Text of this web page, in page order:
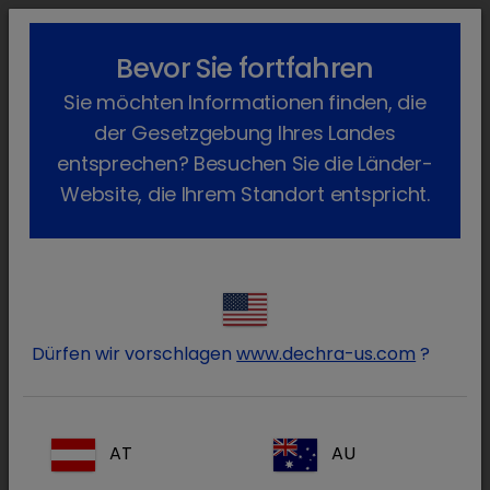
lock_outline search menu
Arzneimittel
(25 Produkte)
Produkte filtern
Freiverkäuflich(1)
Fachgebiete
Bevor Sie fortfahren
Sie möchten Informationen finden, die
der Gesetzgebung Ihres Landes
entsprechen? Besuchen Sie die Länder-
Website, die Ihrem Standort entspricht.
Dürfen wir vorschlagenwww.dechra-us.com ?
AT AU